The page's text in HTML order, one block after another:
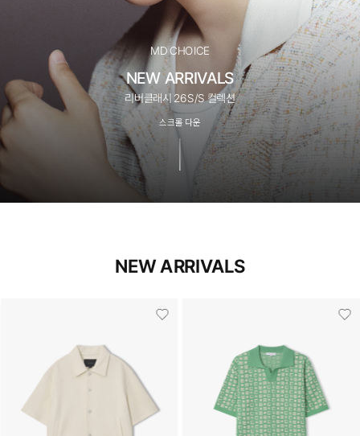
MD CHOICE
NEW ARRIVALS
리버클래시 26S/S 컬렉션
스크롤 다운
NEW ARRIVALS